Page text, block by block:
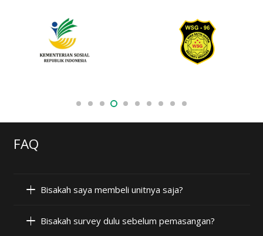
FAQ
Bisakah saya membeli unitnya saja?
Bisakah survey dulu sebelum pemasangan?